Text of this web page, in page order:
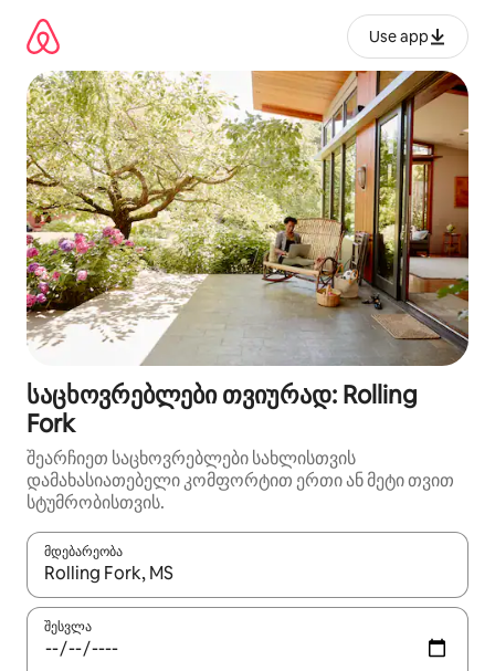
გადასვლა
Use app
საცხოვრებლები თვიურად: Rolling
Fork
შეარჩიეთ საცხოვრებლები სახლისთვის
დამახასიათებელი კომფორტით ერთი ან მეტი თვით
სტუმრობისთვის.
მდებარეობა
როცა შედეგები ხელმისაწვდომი გახდება, ნავიგაციისთვის
შესვლა